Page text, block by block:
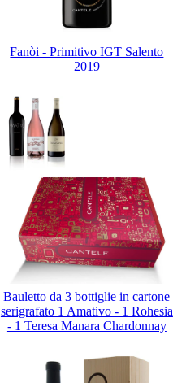
Fanòi - Primitivo IGT Salento
2019
Bauletto da 3 bottiglie in cartone
serigrafato 1 Amativo - 1 Rohesia
- 1 Teresa Manara Chardonnay